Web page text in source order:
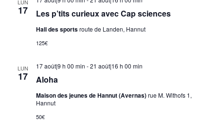
LUN
17 Les p’tits curieux avec Cap sciences
Hall des sportsroute de Landen, Hannut
125€
LUN
17 Aloha
17 août|9 h 00 min -21 août|16 h 00 min
Maison des jeunes de Hannut (Avernas)rue M. Withofs 1,
Hannut
50€